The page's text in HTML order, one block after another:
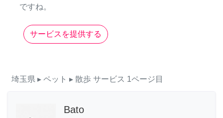
ですね。
サービスを提供する
埼玉県 ▸ ペット ▸ 散歩 サービス 1ページ目
Bato